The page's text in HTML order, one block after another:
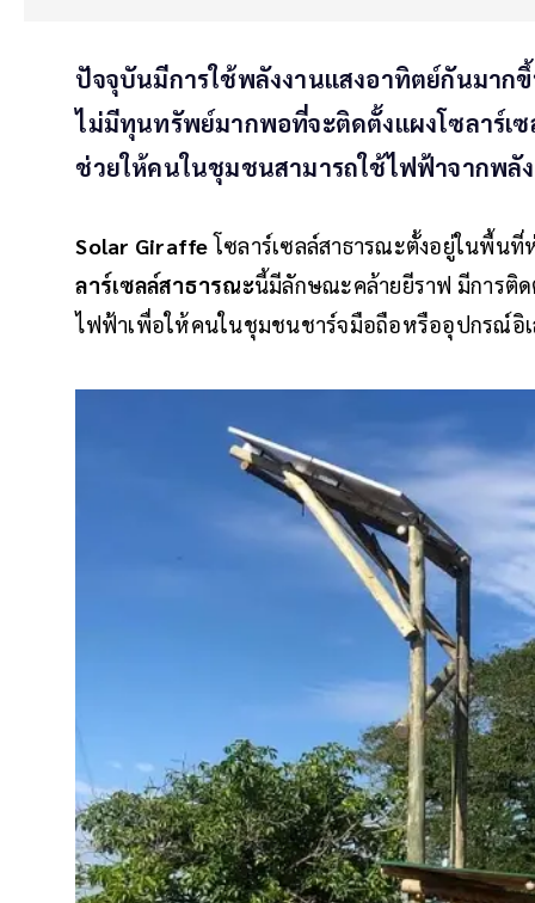
ปัจจุบันมีการใช้พลังงานแสงอาทิตย์กันมา
ไม่มีทุนทรัพย์มากพอที่จะติดตั้งแผงโซลาร์เ
ช่วยให้คนในชุมชนสามารถใช้ไฟฟ้าจากพลั
Solar Giraffeโซลาร์เซลล์สาธารณะตั้งอยู่ในพื้นที่
ลาร์เซลล์สาธารณะนี้มีลักษณะคล้ายยีราฟ มีการติด
ไฟฟ้าเพื่อให้คนในชุมชนชาร์จมือถือหรืออุปกรณ์อิ